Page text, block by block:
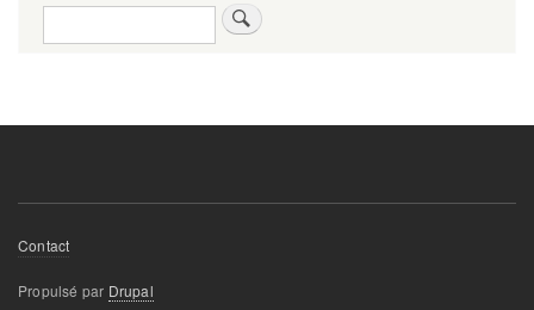
Rechercher
Footer
menu
Contact
Propulsé par Drupal